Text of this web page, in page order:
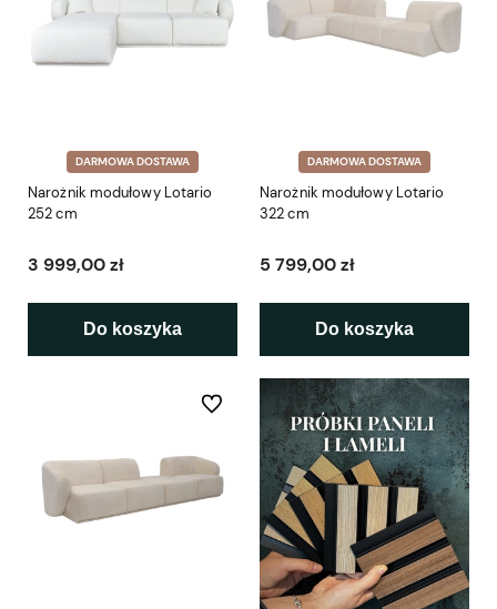
DARMOWA DOSTAWA
Narożnik modułowy Lotario
252 cm
3 999,00 zł
Do koszyka
DARMOWA DOSTAWA
Narożnik modułowy Lotario
322 cm
5 799,00 zł
Do koszyka
Do ulubionych